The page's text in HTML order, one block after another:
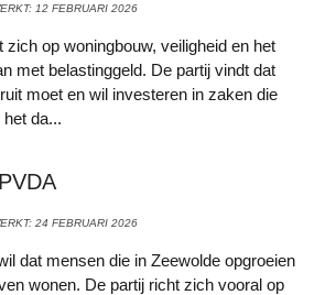
12 FEBRUARI 2026
op woningbouw, veiligheid en het
met belastinggeld. De partij vindt dat
moet en wil investeren in zaken die
da...
24 FEBRUARI 2026
dat mensen die in Zeewolde opgroeien
wonen. De partij richt zich vooral op